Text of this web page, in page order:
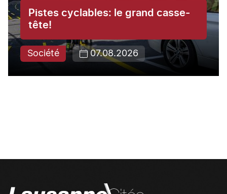
Pistes cyclables: le grand casse-
tête!
Société 07.08.2026